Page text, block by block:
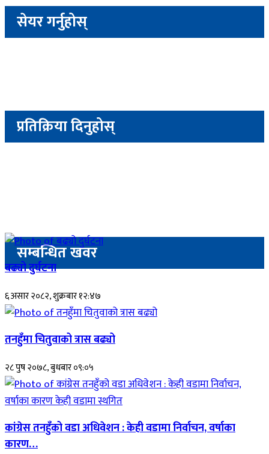
सेयर गर्नुहोस्
प्रतिक्रिया दिनुहोस्
सम्बन्धित खवर
बढ्यो दुर्घटना
६ असार २०८२, शुक्रबार १२:४७
तनहुँमा चितुवाको त्रास बढ्यो
२८ पुष २०७८, बुधबार ०९:०५
कांग्रेस तनहुँको वडा अधिवेशन : केही वडामा निर्वाचन, वर्षाका
कारण…